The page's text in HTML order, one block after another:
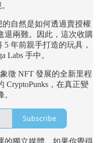
的自然是如何透過賣授權
退兩難。因此，這次收購
5 年前親手打造的玩具，
Labs 手中。
徵 NFT 發展的全新里程
CryptoPunks，在真正變
Subscribe
的獨立媒體。如果你覺得